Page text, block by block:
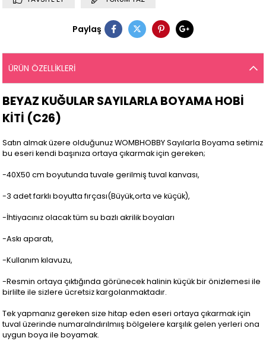
Paylaş
ÜRÜN ÖZELLIKLERI
BEYAZ KUĞULAR SAYILARLA BOYAMA HOBİ
KİTİ (C26)
Satın almak üzere olduğunuz WOMBHOBBY Sayılarla Boyama setimiz
bu eseri kendi başınıza ortaya çıkarmak için gereken;
-40X50 cm boyutunda tuvale gerilmiş tuval kanvası,
-3 adet farklı boyutta fırçası(Büyük,orta ve küçük),
-İhtiyacınız olacak tüm su bazlı akrilik boyaları
-Askı aparatı,
-Kullanım kılavuzu,
-Resmin ortaya çıktığında görünecek halinin küçük bir önizlemesi ile
birlilte ile sizlere ücretsiz kargolanmaktadır.
Tek yapmanız gereken size hitap eden eseri ortaya çıkarmak için
tuval üzerinde numaralndırılmıış bölgelere karşılık gelen yerleri ona
uygun boya ile boyamak.